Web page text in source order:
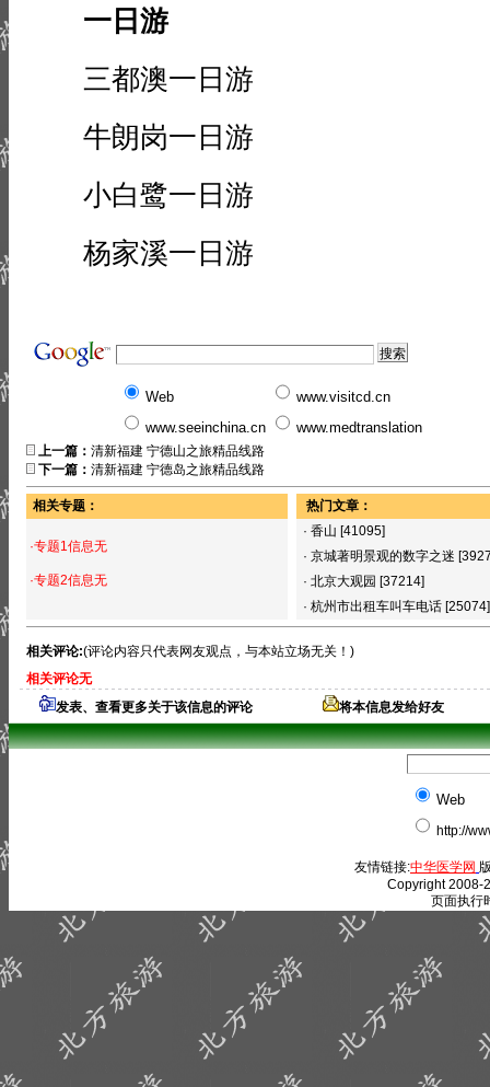
一日游
三都澳一日游
牛朗岗一日游
小白鹭一日游
杨家溪一日游
Web
www.visitcd.cn
www.seeinchina.cn
www.medtranslation
上一篇： 清新福建 宁德山之旅精品线路
下一篇： 清新福建 宁德岛之旅精品线路
相关专题：
·专题1信息无
·专题2信息无
热门文章：
· 香山 [41095]
· 京城著明景观的数字之迷
· 北京大观园 [37214]
· 杭州市出租车叫车电话 [25074]
相关评论:(评论内容只代表网友观点，与本站立场无关！)
相关评论无
发表、查看更多关于该信息的评论
将本信息发给好友
Web
http://
友情链接:中华医学网
Copyright 2008-
页面执行